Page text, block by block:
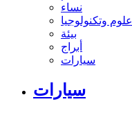
نساء
علوم وتكنولوجيا
بيئة
أبراج
سيارات
سيارات